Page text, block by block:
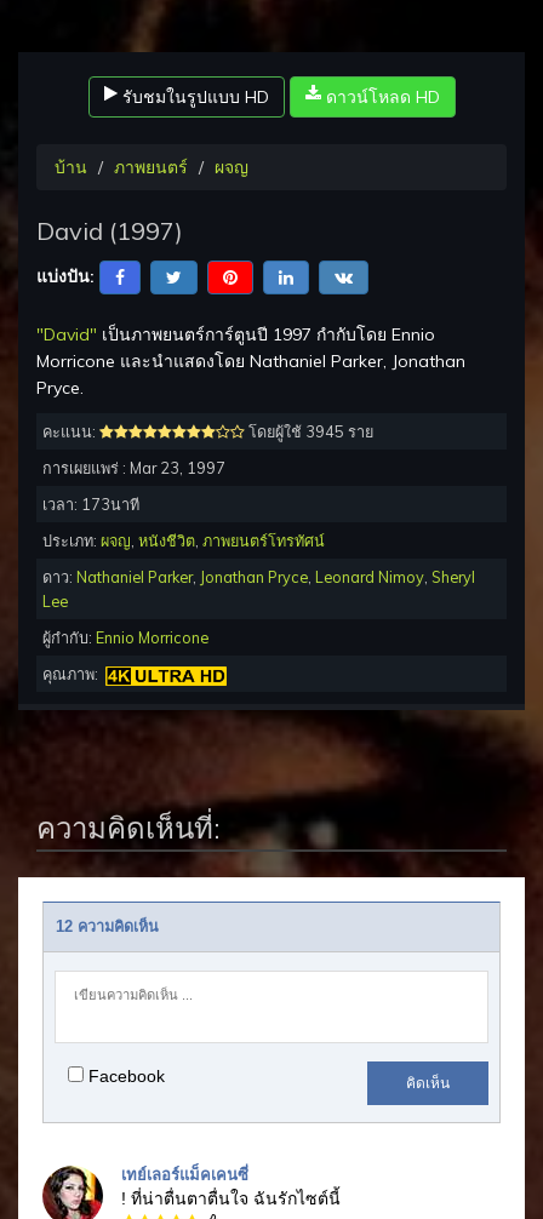
รับชมในรูปแบบ HD ดาวน์โหลด HD
บ้าน ภาพยนตร์ ผจญ
David (1997)
แบ่งปัน:
"David" เป็นภาพยนตร์การ์ตูนปี 1997 กำกับโดย Ennio
Morricone และนำแสดงโดย Nathaniel Parker, Jonathan
Pryce.
คะแนน:
โดยผู้ใช้ 3945 ราย
การเผยแพร่ : Mar 23, 1997
เวลา: 173นาที
ประเภท: ผจญ หนังชีวิต ภาพยนตร์โทรทัศน์
ดาว: Nathaniel Parker, Jonathan Pryce Leonard Nimoy Sheryl
Lee
ผู้กำกับ: Ennio Morricone
คุณภาพ:
ความคิดเห็นที่:
12 ความคิดเห็น
Facebook คิดเห็น
เทย์เลอร์แม็คเคนซี่
! ที่น่าตื่นตาตื่นใจ ฉันรักไซต์นี้